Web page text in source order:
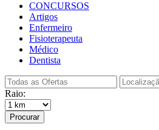
CONCURSOS
Artigos
Enfermeiro
Fisioterapeuta
Médico
Dentista
Raio:
Procurar